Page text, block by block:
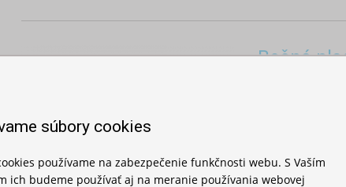
Bočná
Bočná plachta
Bočné plachty:
súbory cookies
používame na zabezpečenie funkčnosti webu. S Vaším
ich budeme používať aj na meranie používania webovej